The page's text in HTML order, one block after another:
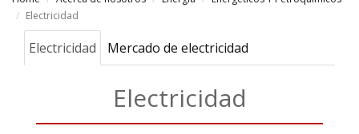
Electricidad
Electricidad Mercado de electricidad
Electricidad